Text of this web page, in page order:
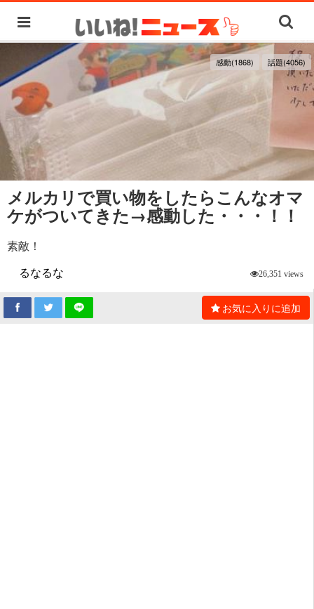
感動(1868) 話題(4056)
メルカリで買い物をしたらこんなオマ
ケがついてきた→感動した・・・！！
素敵！
るなるな
26,351 views
お気に入りに追加